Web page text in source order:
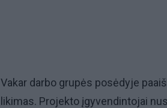
Vakar darbo grupės posėdyje
likimas. Projekto įgyvendintojai